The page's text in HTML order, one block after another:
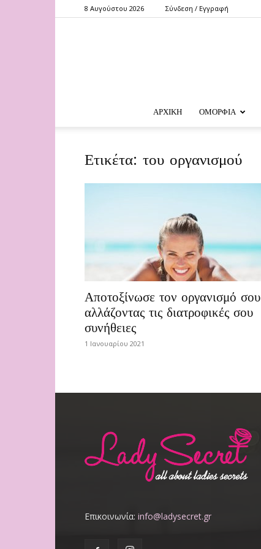
8 Αυγούστου 2026 Σύνδεση / Εγγραφή
ΑΡΧΙΚΗ ΟΜΟΡΦΙΑ
Ετικέτα: του οργανισμού
Αποτοξίνωσε τον οργανισμό σου
αλλάζοντας τις διατροφικές σου
συνήθειες
1 Ιανουαρίου 2021
Επικοινωνία: info@ladysecret.gr